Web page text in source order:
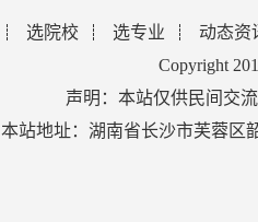
选院校 选专业
动态资
Copyright
声明：本站仅供民间交
本站地址：湖南省长沙市芙蓉区